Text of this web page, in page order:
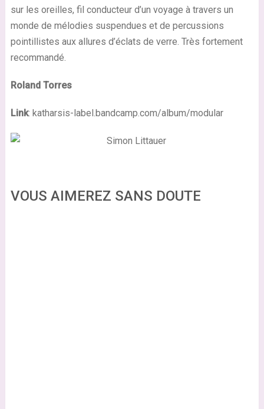
sur les oreilles, fil conducteur d’un voyage à travers un
monde de mélodies suspendues et de percussions
pointillistes aux allures d’éclats de verre. Très fortement
recommandé.
Roland Torres
Link: katharsis-label.bandcamp.com/album/modular
VOUS AIMEREZ SANS DOUTE